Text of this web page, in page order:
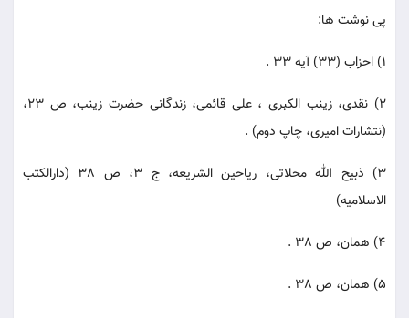
پی نوشت ها:
1) احزاب (33) آیه 33 .
2) نقدی، زینب الکبری ، علی قائمی، زندگانی حضرت زینب، ص 23،
(نتشارات امیری، چاپ دوم) .
3) ذبیح الله محلاتی، ریاحین الشریعه، ج 3، ص 38 (دارالکتب
الاسلامیه)
4) همان، ص 38 .
5) همان، ص 38 .